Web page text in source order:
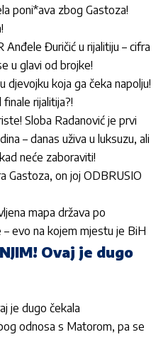
poni*ava zbog Gastoza!
Đuričić u rijalitiju – cifra
u glavi od brojke!
djevojku koja ga čeka napolju!
rijalitija?!
Sloba Radanović je prvi
– danas uživa u luksuzu, ali
neće zaboraviti!
Gastoza, on joj ODBRUSIO
mapa država po
evo na kojem mjestu je BiH
Ovaj je dugo
je dugo čekala
odnosa s Matorom, pa se